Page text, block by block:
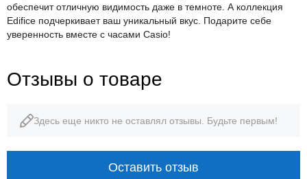
обеспечит отличную видимость даже в темноте. А коллекция
Edifice подчеркивает ваш уникальный вкус. Подарите себе
уверенность вместе с часами Casio!
Отзывы о товаре
Здесь еще никто не оставлял отзывы. Будьте первым!
Оставить отзыв